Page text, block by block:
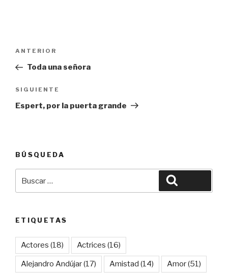
entradas
Entrada
anterior:
ANTERIOR
Toda una señora
Siguiente
entrada
SIGUIENTE
Espert, por la puerta grande
BÚSQUEDA
por:
ETIQUETAS
Actores (18) Actrices (16)
Alejandro Andújar(17) Amistad (14) Amor(51)